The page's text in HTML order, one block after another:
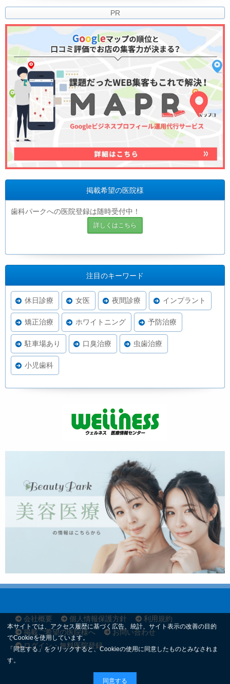
PR
掲載希望の医院様
歯科パークへの医院登録は随時受付中！
詳しくはこちら
注目のキーワード
休日診療 女医 夜間診療 インプラント
矯正治療 ホワイトニング 予防治療
駐車場あり 口臭治療 虫歯治療
小児歯科
会社概要 個人情報保護方針
利用規約
掲載ご希望の医院様へ
お問い合わせ
ログイン・無料医院登録
本サイトでは、アクセス履歴に基づく広告、統計、サイト表示の改善の目的
でCookieを使用しています。
「同意する」をクリックすると、Cookieの使用に同意したものとみなされま
す。
同意する